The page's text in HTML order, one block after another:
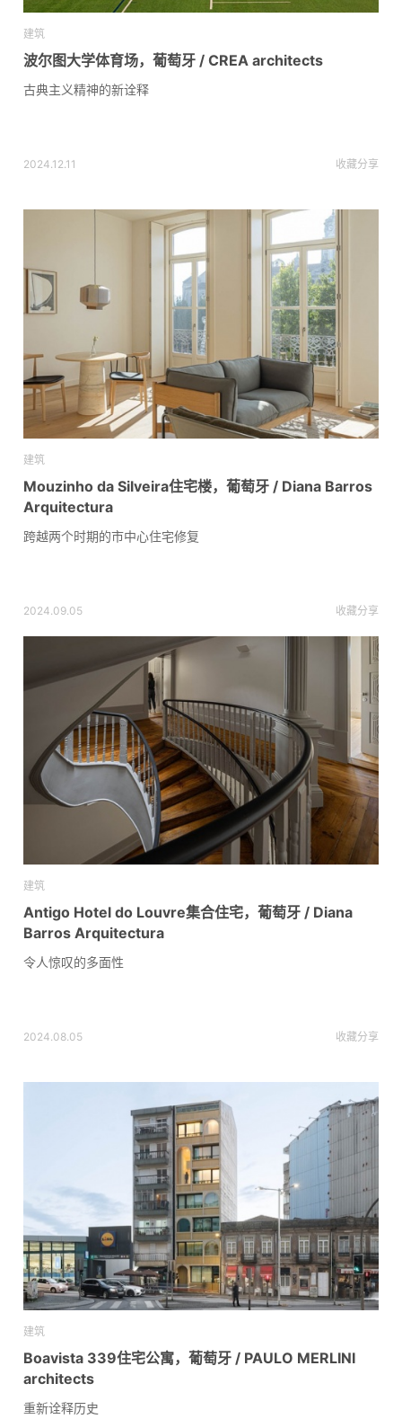
建筑
波尔图大学体育场，葡萄牙 / CREA architects
古典主义精神的新诠释
2024.12.11 收藏分享
建筑
Mouzinho da Silveira住宅楼，葡萄牙 / Diana Barros
Arquitectura
跨越两个时期的市中心住宅修复
2024.09.05 收藏分享
建筑
Antigo Hotel do Louvre集合住宅，葡萄牙 / Diana
Barros Arquitectura
令人惊叹的多面性
2024.08.05 收藏分享
建筑
Boavista 339住宅公寓，葡萄牙 / PAULO MERLINI
architects
重新诠释历史